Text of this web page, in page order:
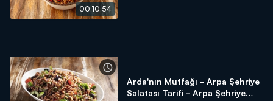
00:10:54
Arda'nın Mutfağı - Arpa Şehriye
Salatası Tarifi - Arpa Şehriye